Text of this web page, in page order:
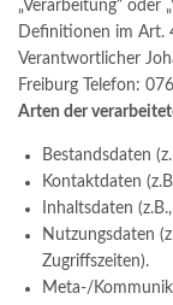
„Verarbeitung“ oder
Definitionen im Art.
Verantwortlicher
Freiburg Telefon:
Arten der
Bestandsdaten
Kontaktdaten
Inhaltsdaten
Nutzungsdaten
Zugriffszeiten).
Meta-/